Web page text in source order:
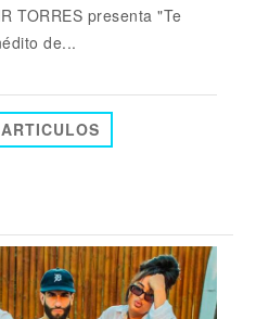
TORRES presenta "Te
de...